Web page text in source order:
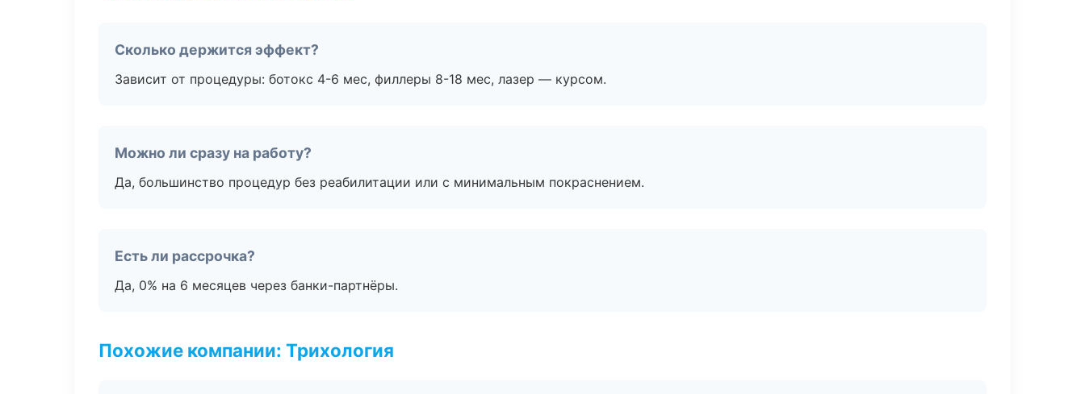
Сколько держится эффект?
Зависит от процедуры: ботокс 4-6 мес, филлеры 8-18 мес, лазер — курсом.
Можно ли сразу на работу?
Да, большинство процедур без реабилитации или с минимальным покраснением.
Есть ли рассрочка?
Да, 0% на 6 месяцев через банки-партнёры.
Похожие компании: Трихология